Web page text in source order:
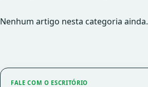
Nenhum artigo nesta categoria ainda.
FALE COM O ESCRITÓRIO